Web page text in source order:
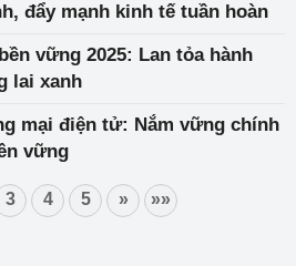
đẩy mạnh kinh tế tuần hoàn
vững 2025: Lan tỏa hành
lai xanh
mại điện tử: Nắm vững chính
vững
3 4 5 » »»